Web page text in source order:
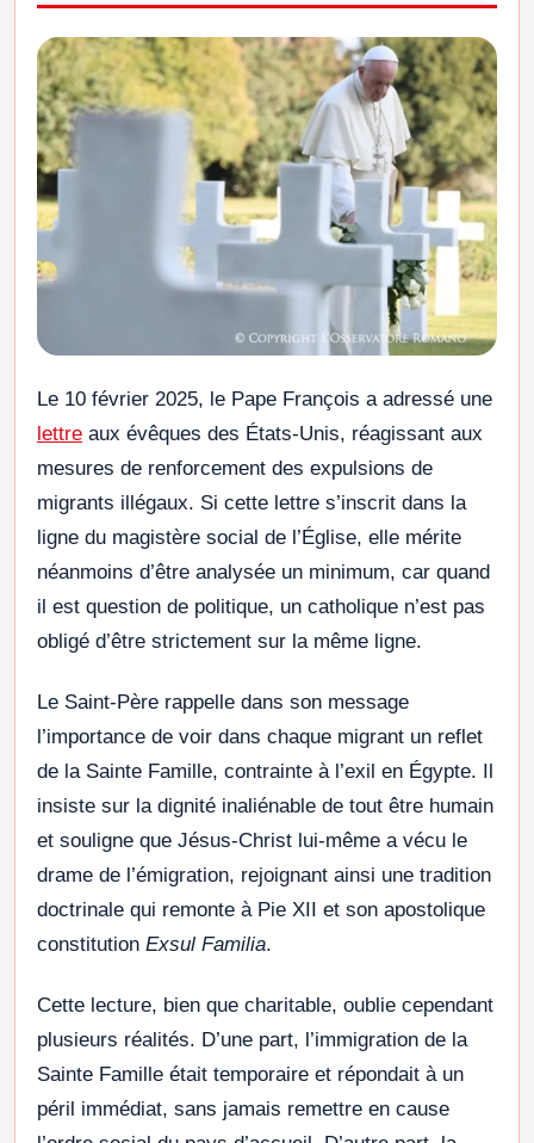
Le 10 février 2025, le Pape François a adressé une
lettre aux évêques des États-Unis, réagissant aux
mesures de renforcement des expulsions de
migrants illégaux. Si cette lettre s’inscrit dans la
ligne du magistère social de l’Église, elle mérite
néanmoins d’être analysée un minimum, car quand
il est question de politique, un catholique n’est pas
obligé d’être strictement sur la même ligne.
Le Saint-Père rappelle dans son message
l’importance de voir dans chaque migrant un reflet
de la Sainte Famille, contrainte à l’exil en Égypte. Il
insiste sur la dignité inaliénable de tout être humain
et souligne que Jésus-Christ lui-même a vécu le
drame de l’émigration, rejoignant ainsi une tradition
doctrinale qui remonte à Pie XII et son apostolique
constitution Exsul Familia.
Cette lecture, bien que charitable, oublie cependant
plusieurs réalités. D’une part, l’immigration de la
Sainte Famille était temporaire et répondait à un
péril immédiat, sans jamais remettre en cause